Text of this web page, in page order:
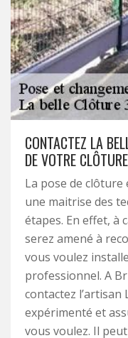
CONTACTEZ LA
DE VOTRE CLÔTURE
La pose de
une maitrise des
étapes. En effet, à
serez amené à
vous voulez
professionnel. A
contactez l’artisan
expérimenté et
vous voulez. Il